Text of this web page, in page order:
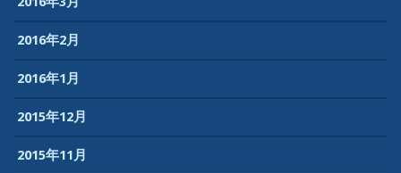
2016年2月
2016年1月
2015年12月
2015年11月